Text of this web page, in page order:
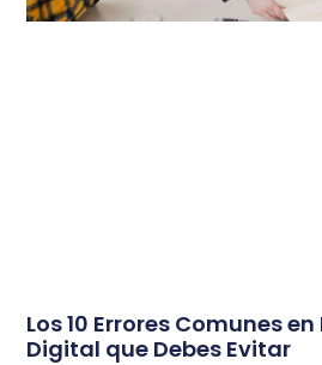
Los 10 Errores Comunes
Digital que Debes Evitar